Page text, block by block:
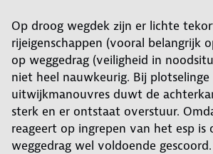
Op droog wegdek zijn er lichte
rijeigenschappen (vooral belangrijk
op weggedrag (veiligheid in
niet heel nauwkeurig. Bij plotselinge
uitwijkmanouvres duwt de
sterk en er ontstaat overstuur.
reageert op ingrepen van het esp is
weggedrag wel voldoende gescoord.